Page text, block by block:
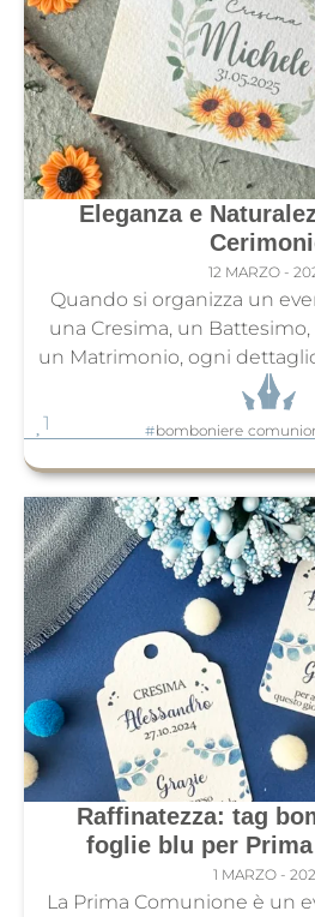
Eleganza e
12 MARZO -
Quando si organizza un
una Cresima, un
un Matrimonio, ogni
gli elementi più importanti,
porta confetti devono
celebrazione, offrendo
raffinato per gli ospiti. La
porta confetti a
1 #bomboniere
Raffinatezza: tag
foglie blu per
1 MARZO -
La Prima Comunione è un